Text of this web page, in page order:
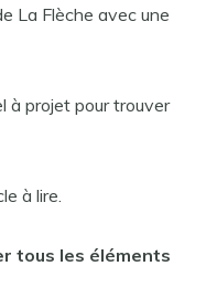
La Flèche avec une
à projet pour trouver
à lire.
tous les éléments